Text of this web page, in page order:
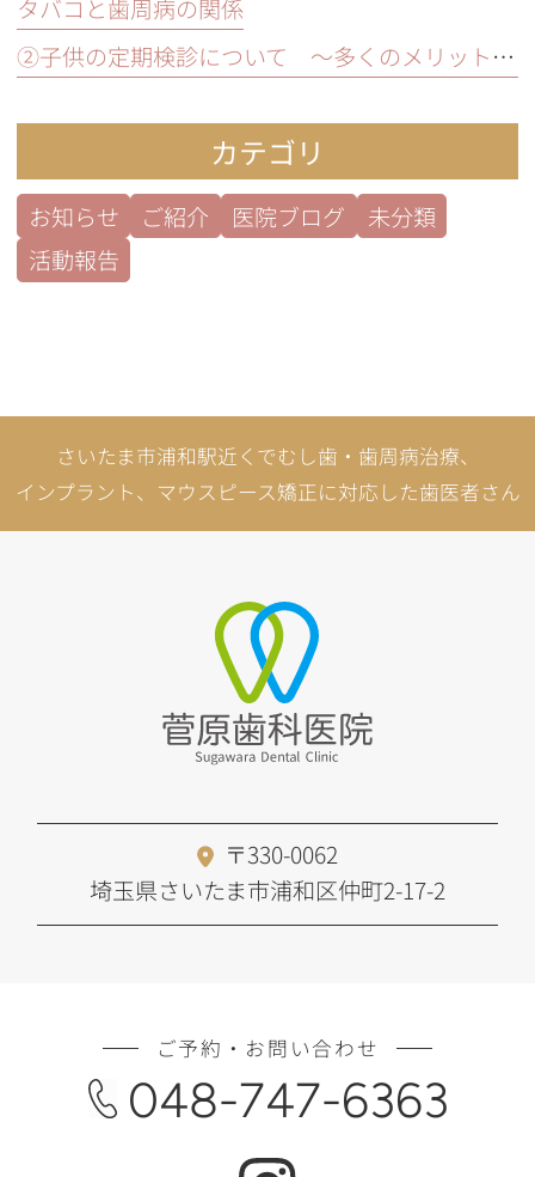
タバコと歯周病の関係
②子供の定期検診について ～多くのメリットとは？～
カテゴリ
お知らせ ご紹介 医院ブログ
未分類
活動報告
さいたま市浦和駅近くでむし歯・歯周病治療、
インプラント、マウスピース矯正に対応した歯医者さん
〒330-0062
埼玉県さいたま市浦和区仲町2-17-2
ご予約・お問い合わせ
048-747-6363